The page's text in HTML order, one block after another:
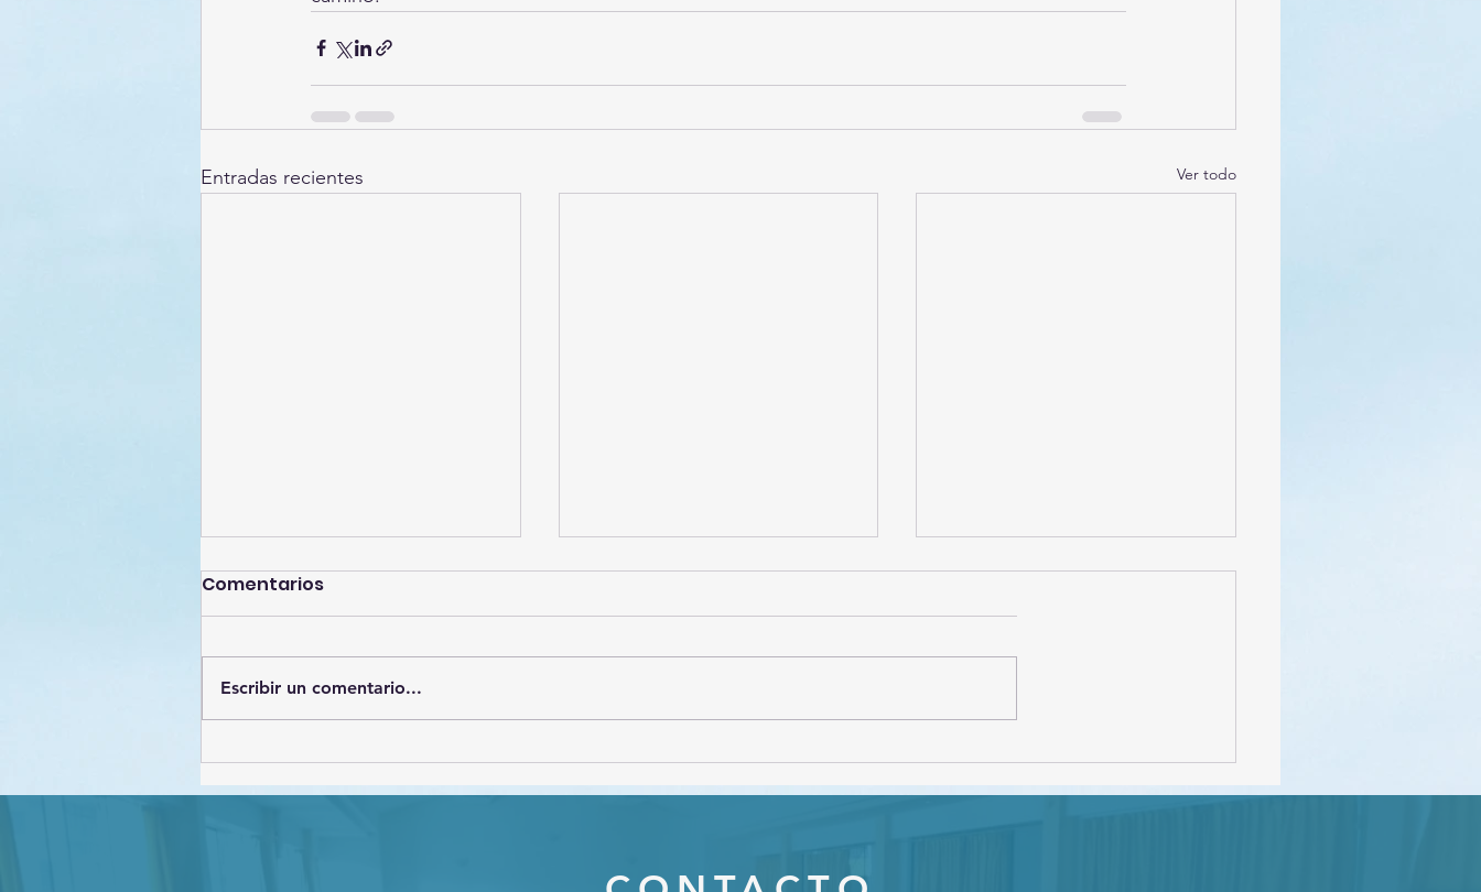
Entradas recientes Ver todo
Estrategias de
Protección de datos
Webinar "Gestión de
conflictos en el ámbito
CONFEDEC – INEVAL
Comentarios
Escribir un comentario...